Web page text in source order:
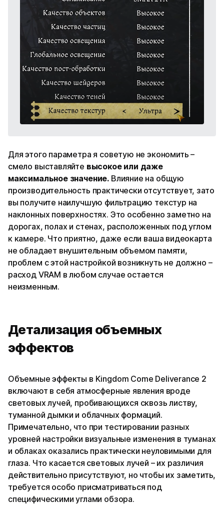
Для этого параметра я советую не экономить –
смело выставляйте высокое или даже
максимальное значение. Влияние на общую
производительность практически отсутствует, зато
вы получите наилучшую фильтрацию текстур на
наклонных поверхностях. Это особенно заметно на
дорогах, полах и стенах, расположенных под углом
к камере. Что приятно, даже если ваша видеокарта
не обладает внушительным объемом памяти,
проблем с этой настройкой возникнуть не должно –
расход VRAM в любом случае остается
неизменным.
Детализация объемных
эффектов
Объемные эффекты в Kingdom Come Deliverance 2
включают в себя атмосферные явления вроде
световых лучей, пробивающихся сквозь листву,
туманной дымки и облачных формаций.
Примечательно, что при тестировании разных
уровней настройки визуальные изменения в туманах
и облаках оказались практически неуловимыми для
глаза. Что касается световых лучей – их различия
действительно присутствуют, но чтобы их заметить,
требуется особо присматриваться под
специфическими углами обзора.